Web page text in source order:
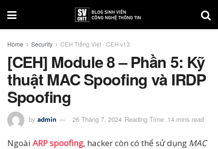
Home Security CEH Tiếng Việt - CEH v13
[CEH] Module 8 – Phần 5: Kỹ
thuật MAC Spoofing và IRDP
Spoofing
by admin 26 Tháng 7, 2024 Reading Time: 14 mins read
Ngoài ARP spoofing, hacker còn có thể sử dụng MAC